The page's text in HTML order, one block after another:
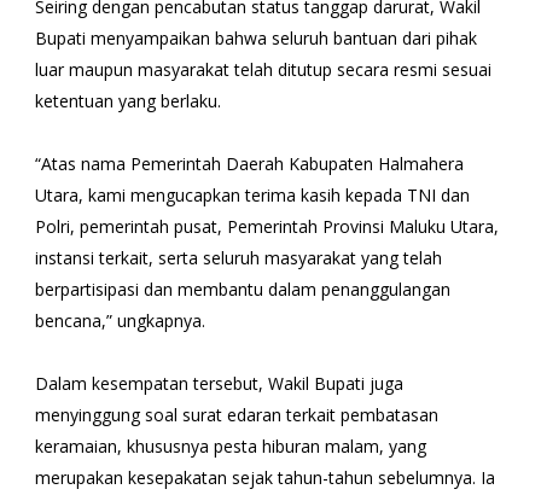
Seiring dengan pencabutan status tanggap darurat, Wakil
Bupati menyampaikan bahwa seluruh bantuan dari pihak
luar maupun masyarakat telah ditutup secara resmi sesuai
ketentuan yang berlaku.
“Atas nama Pemerintah Daerah Kabupaten Halmahera
Utara, kami mengucapkan terima kasih kepada TNI dan
Polri, pemerintah pusat, Pemerintah Provinsi Maluku Utara,
instansi terkait, serta seluruh masyarakat yang telah
berpartisipasi dan membantu dalam penanggulangan
bencana,” ungkapnya.
Dalam kesempatan tersebut, Wakil Bupati juga
menyinggung soal surat edaran terkait pembatasan
keramaian, khususnya pesta hiburan malam, yang
merupakan kesepakatan sejak tahun-tahun sebelumnya. Ia